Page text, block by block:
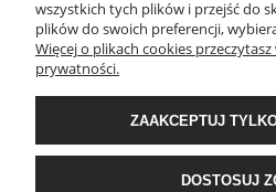
Wyposażenie łazienek Łazienki.eco |
sklep@lazienki.eco | Tel.: 600 012 164
Stoń | NIP: 6312213594 |
wszystkich tych plików i przejść do
plików do swoich preferencji,
Więcej o plikach cookies
prywatności.
ZAAKCEPTUJ
DOSTOSUJ